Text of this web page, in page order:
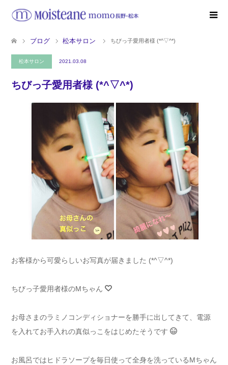
ブログ 松本サロン ちびっ子愛用者様 (*^▽^*)
松本サロン 2021.03.08
ちびっ子愛用者様 (*^▽^*)
お客様から可愛らしいお写真が届きました (*^▽^*)
ちびっ子愛用者様のМちゃん
お母さまのラミノコンディショナーを勝手に出してきて、電源
を入れてお手入れの真似っこをはじめたそうです
お風呂ではヒドラソープを毎日使って全身を洗っているМちゃん